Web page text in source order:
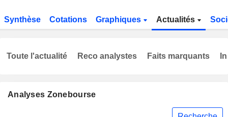
Synthèse Cotations Graphiques Actualités
Analyses Zonebourse
Toute l'actualité Reco analystes Faits marquants